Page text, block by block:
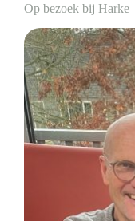
Op bezoek bij Harke